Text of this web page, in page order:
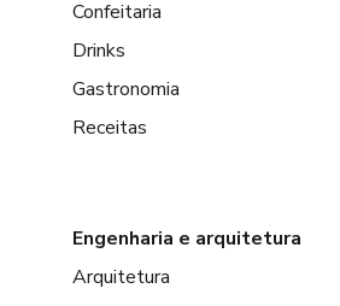
Confeitaria
Drinks
Gastronomia
Receitas
Engenharia e arquitetura
Arquitetura